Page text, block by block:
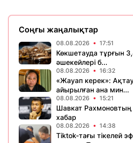
Соңғы жаңалықтар
08.08.2026 17:51
Көкшетауда тұрғын
әшекейлері б...
08.08.2026 16:32
«Жауап керек»:
айырылған ана мин...
08.08.2026 15:21
Шавкат
хабар
08.08.2026 14:38
Tiktok-тағы тікелей